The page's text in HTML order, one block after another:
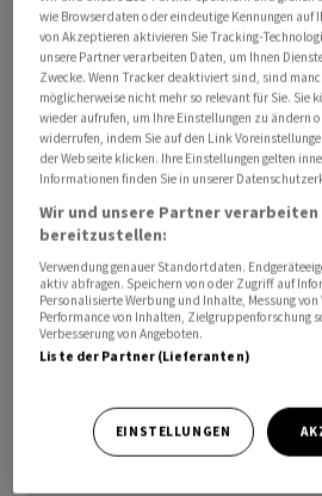
gibt es keine entsprechende
das EU-Wahlrecht vor, dass die
persönlich erfolgen muss. Im
eine Stimmrechtsweitergabe
Parlamentsrecht bislang nicht
Konkrete Modalitäten der
Europaparlament sollen der
zufolge in der Geschäftsordnung
geregelt werden. Bevor die
kann, muss sie noch von allen
ratifiziert, also nach nationalen
wie Browserdaten oder eindeutige Kennungen auf
von Akzeptieren aktivieren Sie Tracking-
unsere Partner verarbeiten Daten, um Ihnen
Zwecke. Wenn Tracker deaktiviert sind, sind
möglicherweise nicht mehr so relevant für Sie. Sie
wieder aufrufen, um Ihre Einstellungen zu ändern
widerrufen, indem Sie auf den Link
der Webseite klicken. Ihre Einstellungen gelten
Informationen finden Sie in unserer
Wir und unsere Partner verarbeiten
bereitzustellen:
Verwendung genauer Standortdaten.
aktiv abfragen. Speichern von oder Zugriff auf
Personalisierte Werbung und Inhalte, Messung
Performance von Inhalten, Zielgruppenforschung
Verbesserung von Angeboten.
Liste der Partner (Lieferanten)
EINSTELLUNGEN